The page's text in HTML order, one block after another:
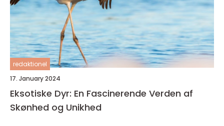
redaktionel
17. January 2024
Eksotiske Dyr: En Fascinerende Verden af
Skønhed og Unikhed